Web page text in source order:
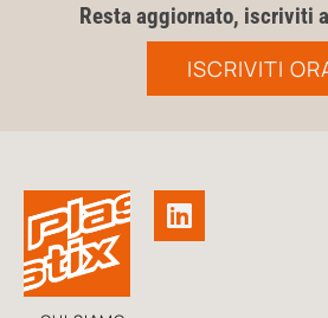
Resta aggiornato, iscriviti
ISCRIVITI